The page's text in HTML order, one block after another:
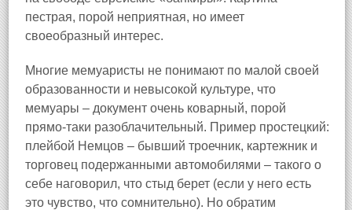
пестрая, порой неприятная, но имеет
своеобразный интерес.
Многие мемуаристы не понимают по малой своей
образованности и невысокой культуре, что
мемуары – документ очень коварный, порой
прямо‑таки разоблачительный. Пример простецкий:
плейбой Немцов – бывший троечник, картежник и
торговец подержанными автомобилями – такого о
себе наговорил, что стыд берет (если у него есть
это чувство, что сомнительно). Но обратим